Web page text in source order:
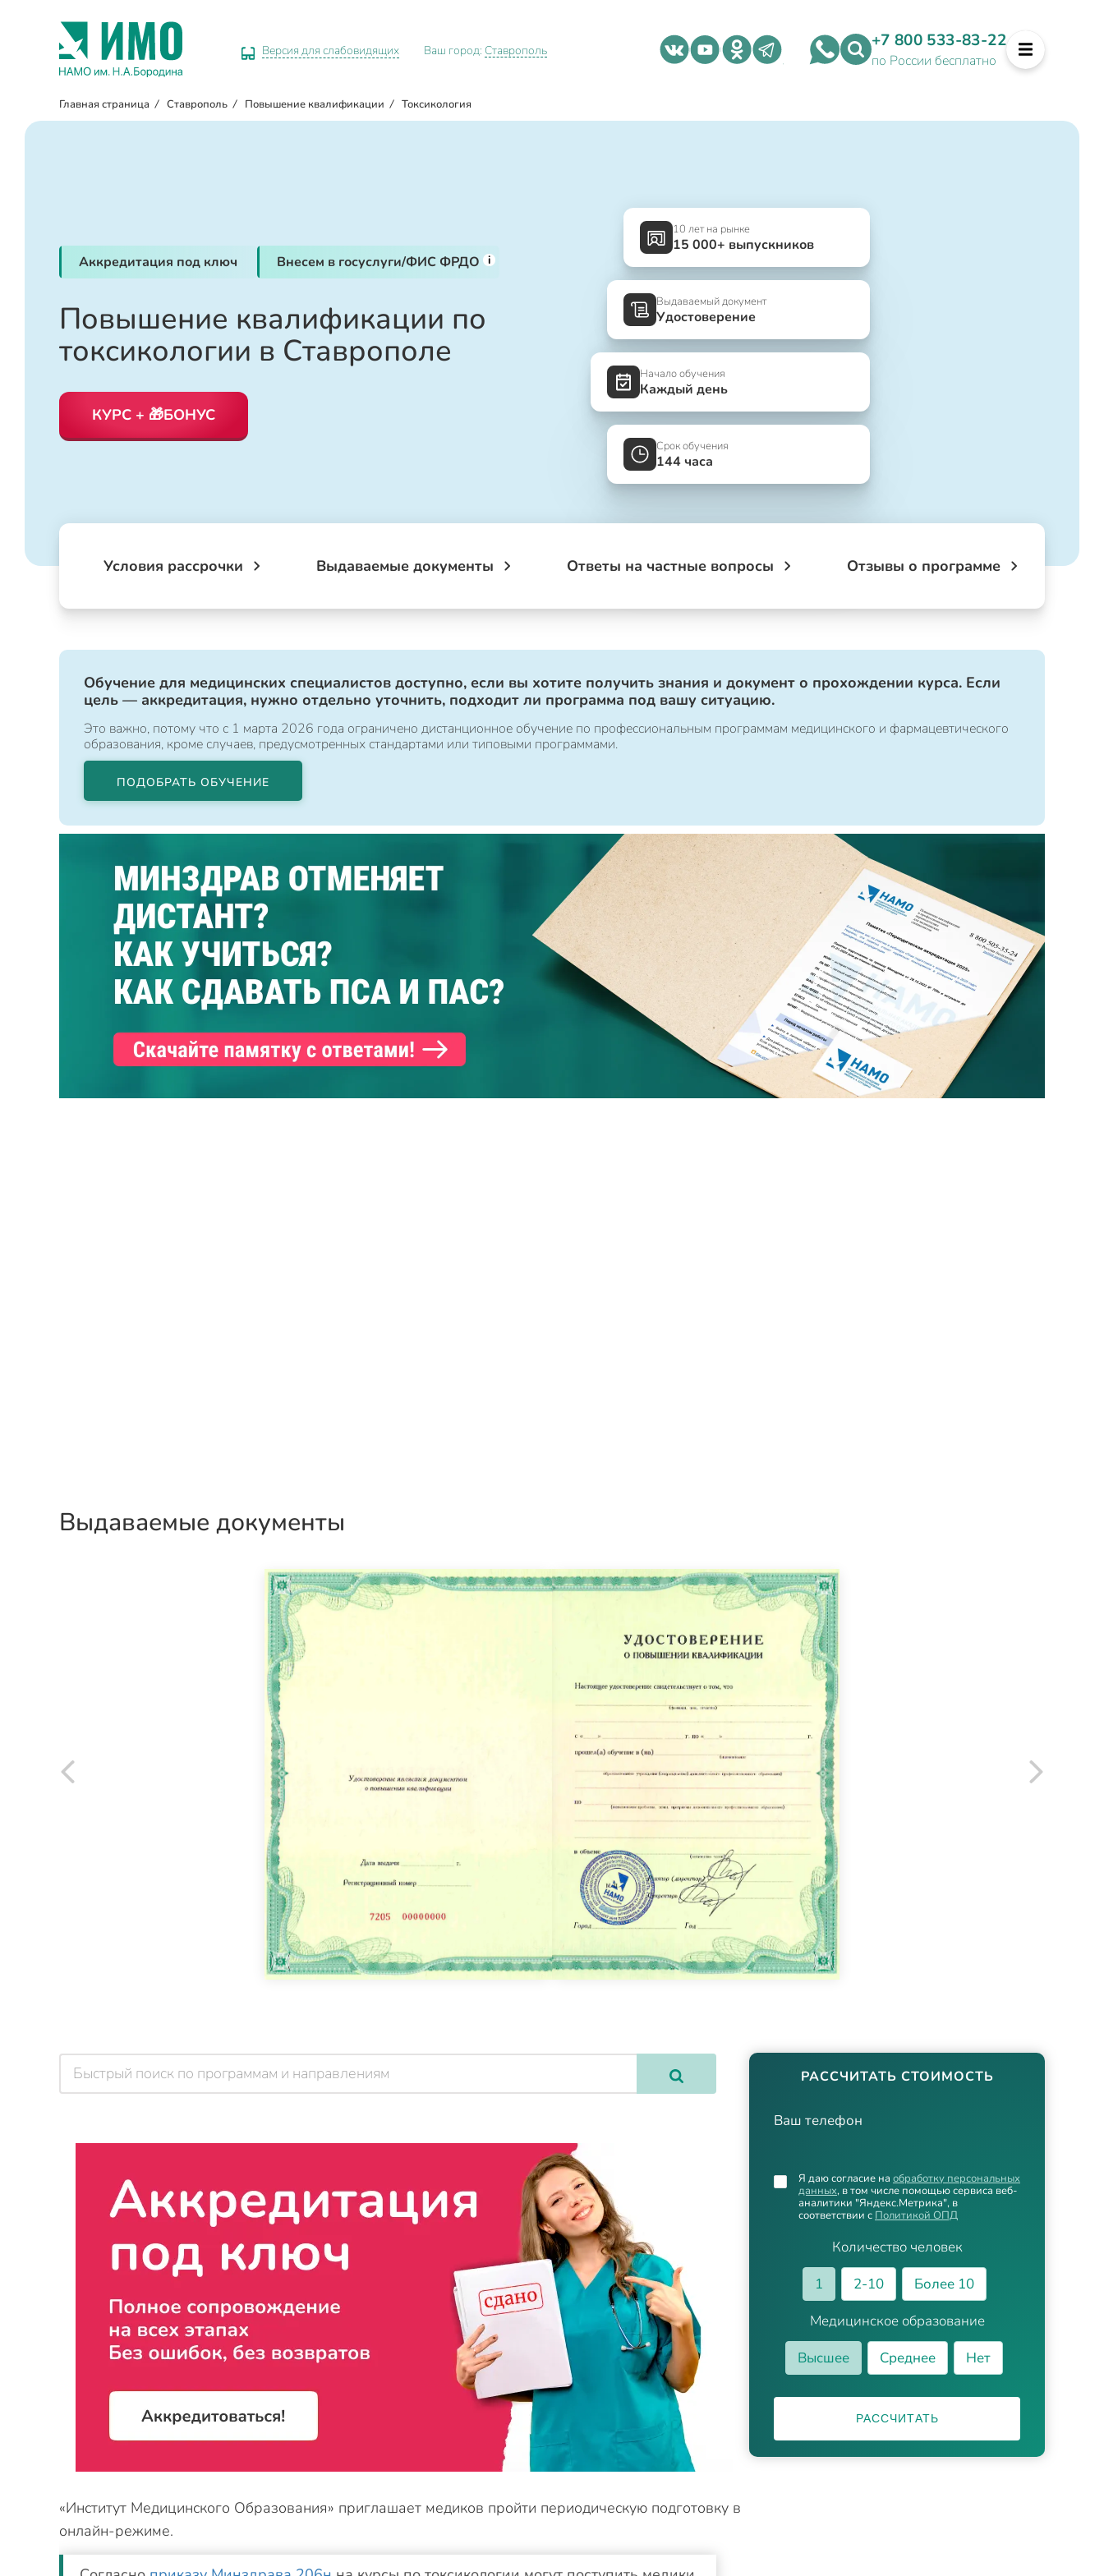
Версия для слабовидящих Ваш город: Ставрополь +7 800 533-83-22
по России бесплатно
Главная страница / Ставрополь / Повышение квалификации / Токсикология
Аккредитация под ключ Внесем в госуслуги/ФИС ФРДО i
Повышение квалификации по
токсикологии в Ставрополе
КУРС + 🎁БОНУС
10 лет на рынке
15 000+ выпускников
Выдаваемый документ
Удостоверение
Начало обучения
Каждый день
Срок обучения
144 часа
Условия рассрочки Выдаваемые документы Ответы на частные вопросы Отзывы о программе
Обучение для медицинских специалистов доступно, если вы хотите получить знания и документ о прохождении курса. Если
цель — аккредитация, нужно отдельно уточнить, подходит ли программа под вашу ситуацию.
Это важно, потому что с 1 марта 2026 года ограничено дистанционное обучение по профессиональным программам медицинского и фармацевтического
образования, кроме случаев, предусмотренных стандартами или типовыми программами.
ПОДОБРАТЬ ОБУЧЕНИЕ
Выдаваемые документы
РАССЧИТАТЬ СТОИМОСТЬ
Ваш телефон
Количество человек
1
2-10
Более 10
Медицинское образование
Высшее
Среднее Нет
Я даю согласие на обработку персональных
данных, в том числе помощью сервиса веб-
аналитики "Яндекс.Метрика", в
соответствии с Политикой ОПД
РАССЧИТАТЬ
«Институт Медицинского Образования» приглашает медиков пройти периодическую подготовку в
онлайн-режиме.